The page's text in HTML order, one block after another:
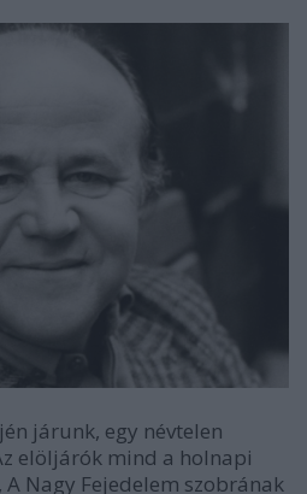
járunk, egy névtelen
elöljárók mind a holnapi
Nagy Fejedelem szobrának